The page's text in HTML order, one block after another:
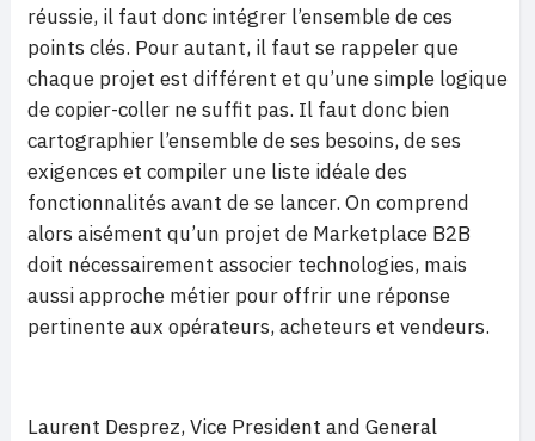
réussie, il faut donc intégrer l’ensemble de ces
points clés. Pour autant, il faut se rappeler que
chaque projet est différent et qu’une simple logique
de copier-coller ne suffit pas. Il faut donc bien
cartographier l’ensemble de ses besoins, de ses
exigences et compiler une liste idéale des
fonctionnalités avant de se lancer. On comprend
alors aisément qu’un projet de Marketplace B2B
doit nécessairement associer technologies, mais
aussi approche métier pour offrir une réponse
pertinente aux opérateurs, acheteurs et vendeurs.
Laurent Desprez, Vice President and General